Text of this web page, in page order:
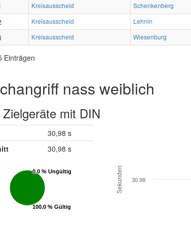
Kreisausscheid Schenkenberg
Kreisausscheid Lehnin
Kreisausscheid Wiesenburg
Einträgen
nass weiblich
mit DIN
30,98 s
30,98 s
0.0 % Ungültig
0.0 % Ungültig
100.0 % Gültig
100.0 % Gültig
Sekunden 30.98